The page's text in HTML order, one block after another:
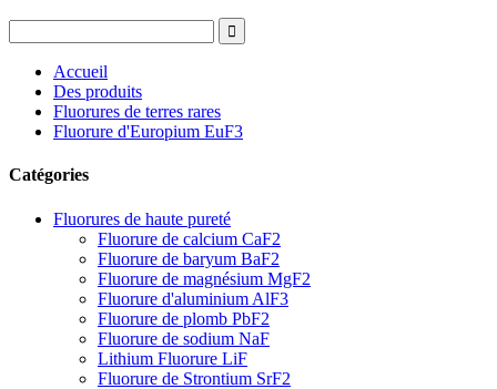
Accueil
Des produits
Fluorures de terres rares
Fluorure d'Europium EuF3
Catégories
Fluorures de haute pureté
Fluorure de calcium CaF2
Fluorure de baryum BaF2
Fluorure de magnésium MgF2
Fluorure d'aluminium AlF3
Fluorure de plomb PbF2
Fluorure de sodium NaF
Lithium Fluorure LiF
Fluorure de Strontium SrF2